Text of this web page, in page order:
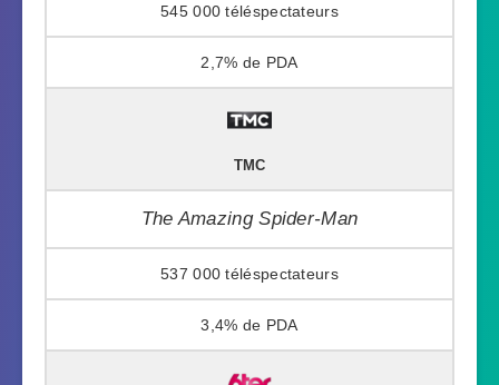
545 000
2,7%
TMC
The Amazing Spider-Man
537 000
3,4%